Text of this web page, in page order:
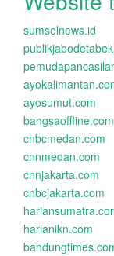
sumselnews.id
ayosumut.com
bangsaoffline.com
cnbcmedan.com
cnnmedan.com
cnnjakarta.com
cnbcjakarta.com
harianikn.com